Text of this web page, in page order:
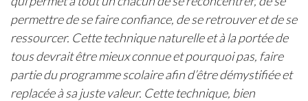
permettre de se faire confiance, de se retrouver et de se
ressourcer. Cette technique naturelle et à la portée de
tous devrait être mieux connue et pourquoi pas, faire
partie du programme scolaire afin d’être démystifiée et
replacée à sa juste valeur. Cette technique, bien